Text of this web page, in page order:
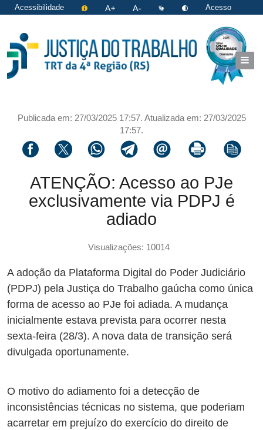
Acessibilidade
Acesso
Publicada em: 27/03/2025 17:57. Atualizada em: 27/03/2025
17:57.
Compartilhar via facebook
Compartilhar via twitter
Compartilhar via whatsapp
Compartilhar via telegram
Compartilhar via email
Imprimir a página
Copiar
ATENÇÃO: Acesso ao PJe
exclusivamente via PDPJ é
adiado
Visualizações: 10014
A adoção da Plataforma Digital do Poder Judiciário
(PDPJ) pela Justiça do Trabalho gaúcha como única
forma de acesso ao PJe foi adiada. A mudança
inicialmente estava prevista para ocorrer nesta
sexta-feira (28/3). A nova data de transição será
divulgada oportunamente.
O motivo do adiamento foi a detecção de
inconsistências técnicas no sistema, que poderiam
acarretar em prejuízo do exercício do direito de